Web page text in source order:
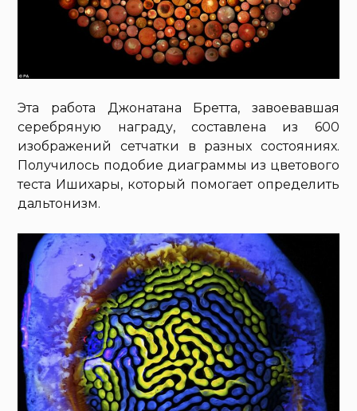
Эта работа Джонатана Бретта, завоевавшая
серебряную награду, составлена из 600
изображений сетчатки в разных состояниях.
Получилось подобие диаграммы из цветового
теста Ишихары, который помогает определить
дальтонизм.